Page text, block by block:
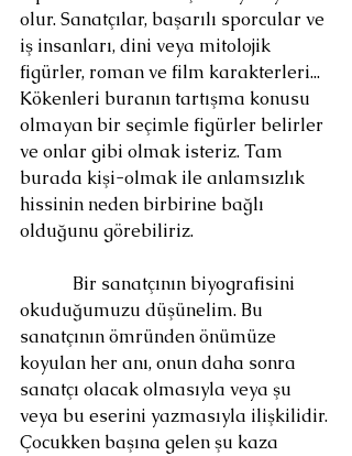
olur. Sanatçılar, başarılı sporcular ve
iş insanları, dini veya mitolojik
figürler, roman ve film karakterleri...
Kökenleri buranın tartışma konusu
olmayan bir seçimle figürler belirler
ve onlar gibi olmak isteriz. Tam
burada kişi-olmak ile anlamsızlık
hissinin neden birbirine bağlı
olduğunu görebiliriz.
Bir sanatçının biyografisini
okuduğumuzu düşünelim. Bu
sanatçının ömründen önümüze
koyulan her anı, onun daha sonra
sanatçı olacak olmasıyla veya şu
veya bu eserini yazmasıyla ilişkilidir.
Çocukken başına gelen şu kaza